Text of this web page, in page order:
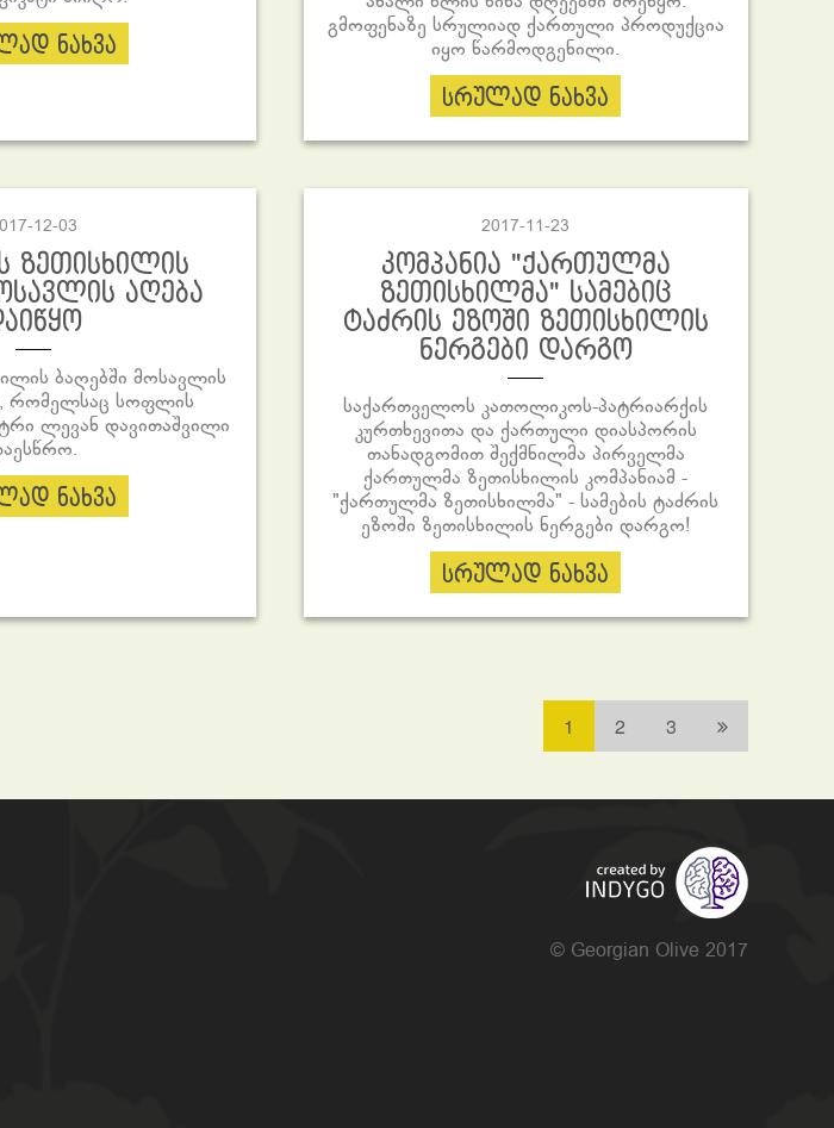
ნახვა
გმოფენაზე სრულიად ქართული პროდუქცია
იყო წარმოდგენილი.
სრულად ნახვა
12-03
ზეთისხილის
აღება
ბაღებში მოსავლის
რომელსაც სოფლის
ლევან დავითაშვილი
ნახვა
2017-11-23
კომპანია "ქართულმა
ზეთისხილმა" სამებიც
ტაძრის ეზოში ზეთისხილის
ნერგები დარგო
საქართველოს კათოლიკოს-პატრიარქის
კურთხევითა და ქართული დიასპორის
თანადგომით შექმნილმა პირველმა
ქართულმა ზეთისხილის კომპანიამ -
"ქართულმა ზეთისხილმა" - სამების ტაძრის
ეზოში ზეთისხილის ნერგები დარგო!
სრულად ნახვა
1 2 3
© Georgian Olive 2017